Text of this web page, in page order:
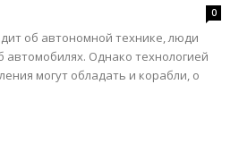
0
об автономной технике, люди
Однако технологией
могут обладать и корабли, о